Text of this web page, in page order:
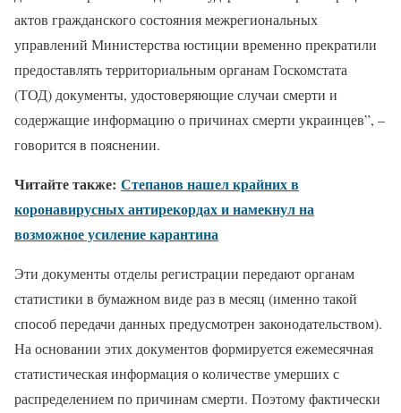
актов гражданского состояния межрегиональных
управлений Министерства юстиции временно прекратили
предоставлять территориальным органам Госкомстата
(ТОД) документы, удостоверяющие случаи смерти и
содержащие информацию о причинах смерти украинцев”, –
говорится в пояснении.
Читайте также: Степанов нашел крайних в
коронавирусных антирекордах и намекнул на
возможное усиление карантина
Эти документы отделы регистрации передают органам
статистики в бумажном виде раз в месяц (именно такой
способ передачи данных предусмотрен законодательством).
На основании этих документов формируется ежемесячная
статистическая информация о количестве умерших с
распределением по причинам смерти. Поэтому фактически